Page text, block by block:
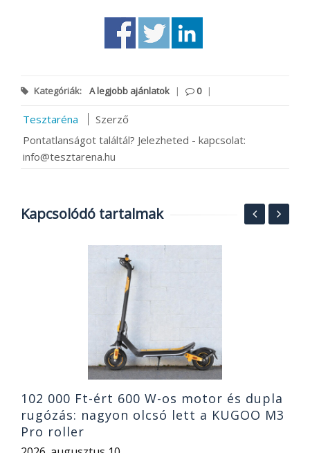
Kategóriák: A legjobb ajánlatok | 0 |
Tesztaréna
Szerző
Pontatlanságot találtál? Jelezheted - kapcsolat:
info@tesztarena.hu
Kapcsolódó tartalmak
102 000 Ft-ért 600 W-os motor és dupla
rugózás: nagyon olcsó lett a KUGOO M3
Pro roller